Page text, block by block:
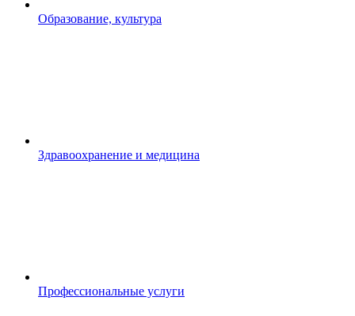
Образование, культура
Здравоохранение и медицина
Профессиональные услуги